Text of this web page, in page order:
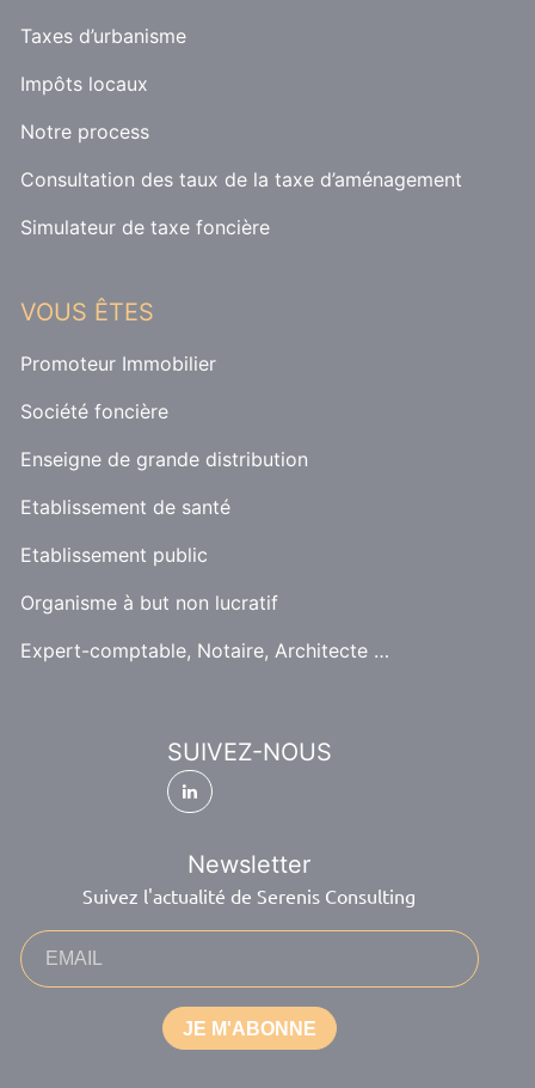
Taxes d’urbanisme
Impôts locaux
Notre process
Consultation des taux de la taxe d’aménagement
Simulateur de taxe foncière
VOUS ÊTES
Promoteur Immobilier
Société foncière
Enseigne de grande distribution
Etablissement de santé
Etablissement public
Organisme à but non lucratif
Expert-comptable, Notaire, Architecte …
SUIVEZ-NOUS
Newsletter
Suivez l'actualité de Serenis Consulting